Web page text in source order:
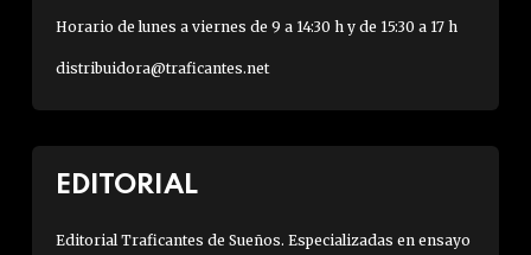
Horario de lunes a viernes de 9 a 14:30 h y de 15:30 a 17 h
distribuidora@traficantes.net
EDITORIAL
Editorial Traficantes de Sueños. Especializadas en ensayo